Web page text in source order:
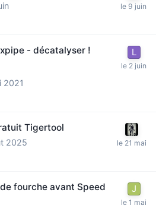
- décatalyser !
2021
Tigertool
2025
fourche avant Speed